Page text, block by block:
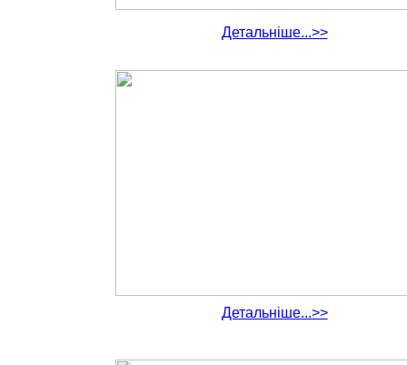
Детальніше...>>
Детальніше...>>